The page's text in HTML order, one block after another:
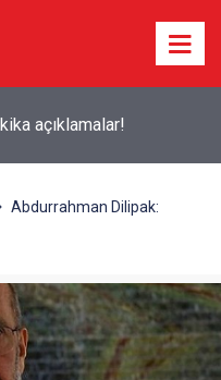
açıklamalar!
Abdurrahman Dilipak: